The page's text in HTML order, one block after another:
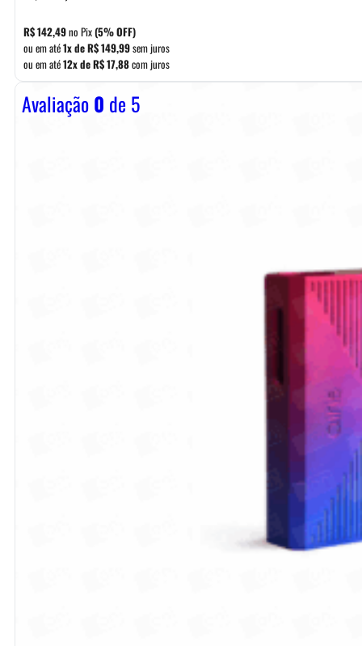
R$142,49no Pix(5% OFF)
ou em até1x deR$149,99sem juros
ou em até12x deR$17,88com juros
Avaliação0 de 5